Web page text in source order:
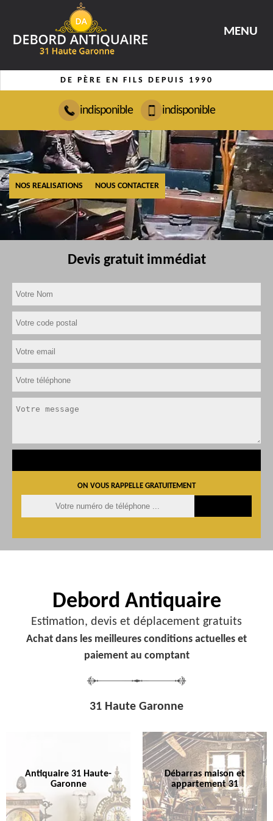
MENU
DE PÈRE EN FILS DEPUIS 1990
indisponible indisponible
NOS REALISATIONS NOUS CONTACTER
Devis gratuit immédiat
ON VOUS RAPPELLE GRATUITEMENT
Debord Antiquaire
Estimation, devis et déplacement gratuits
Achat dans les meilleures conditions actuelles et
paiement au comptant
31 Haute Garonne
Antiquaire 31 Haute-
Garonne
Débarras maison et
appartement 31